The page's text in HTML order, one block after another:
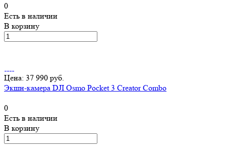
0
Есть в наличии
В корзину
Цена: 37 990 руб.
Экшн-камера DJI Osmo Pocket 3 Creator Combo
0
Есть в наличии
В корзину